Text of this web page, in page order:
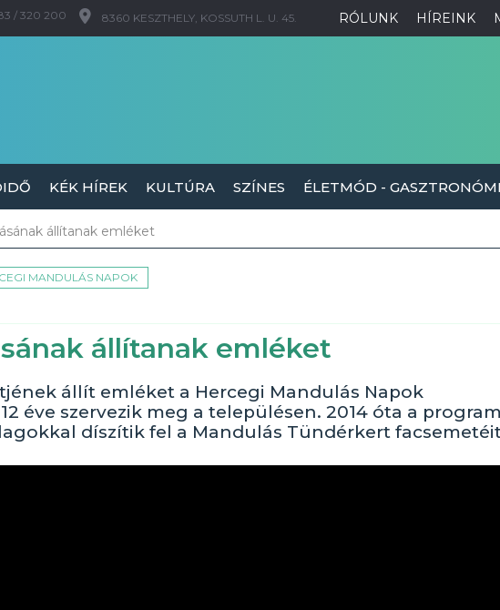
RÓLUNK HÍREINK
/ 320 200 8360 KESZTHELY, KOSSUTH L. U. 45.
KÉK HÍREK KULTÚRA SZÍNES ÉLETMÓD -
állítanak emléket
MANDULÁS NAPOK
állítanak emléket
állít emléket a Hercegi Mandulás Napok
éve szervezik meg a településen. 2014 óta a program
díszítik fel a Mandulás Tündérkert